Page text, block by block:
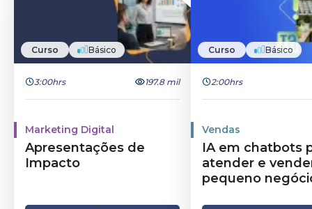
Curso Básico
3:00hrs 197.8 mil
Marketing Digital
Apresentações de
Impacto
Curso Básico
2:00hrs
Vendas
IA em chatbots
atender e
pequeno